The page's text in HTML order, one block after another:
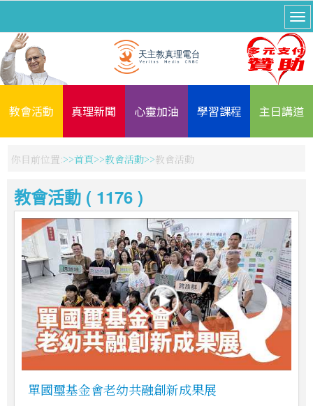
教會活動 真理新聞 心靈加油 學習課程 主日講道
你目前位置: 首頁 教會活動 教會活動
教會活動 ( 1176 )
單國璽基金會老幼共融創新成果展